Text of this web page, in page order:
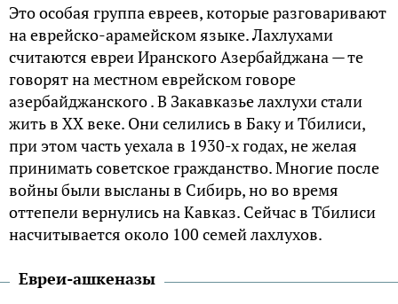
Это особая группа евреев, которые разговаривают
на еврейско-арамейском языке. Лахлухами
считаются евреи Иранского Азербайджана — те
говорят на местном еврейском говоре
азербайджанского . В Закавказье лахлухи стали
жить в XX веке. Они селились в Баку и Тбилиси,
при этом часть уехала в 1930-х годах, не желая
принимать советское гражданство. Многие после
войны были высланы в Сибирь, но во время
оттепели вернулись на Кавказ. Сейчас в Тбилиси
насчитывается около 100 семей лахлухов.
Евреи-ашкеназы